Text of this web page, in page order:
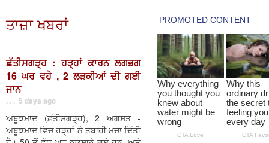
ਤਾਜ਼ਾ ਖਬਰਾਂ
ਛੱਤੀਸਗੜ੍ਹ : ਹੜ੍ਹਾਂ ਕਾਰਨ ਲਗਭਗ
16 ਘਰ ਵਹੇ , 2 ਲੜਕੀਆਂ ਦੀ ਗਈ
ਜਾਨ
. . . 5 days ago
ਅਬੂਝਮਾਦ (ਛੱਤੀਸਗੜ੍ਹ), 2 ਅਗਸਤ -
ਅਬੂਝਮਾਦ ਵਿਚ ਹੜ੍ਹਾਂ ਨੇ ਤਬਾਹੀ ਮਚਾ ਦਿੱਤੀ